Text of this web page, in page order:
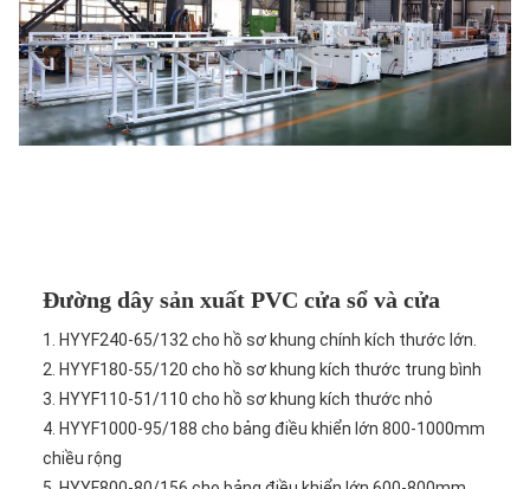
Đường dây sản xuất PVC cửa sổ và cửa
1. HYYF240-65/132 cho hồ sơ khung chính kích thước lớn.
2. HYYF180-55/120 cho hồ sơ khung kích thước trung bình
3. HYYF110-51/110 cho hồ sơ khung kích thước nhỏ
4. HYYF1000-95/188 cho bảng điều khiển lớn 800-1000mm
chiều rộng